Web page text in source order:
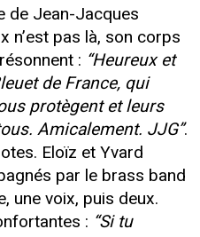
de Jean-Jacques
n’est pas là, son corps
: “Heureux et
de France, qui
protègent et leurs
Amicalement. JJG”.
Eloïz et Yvard
par le brass band
une voix, puis deux.
: “Si tu